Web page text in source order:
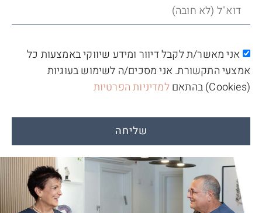
אני מאשר/ת לקבל דיוור ומידע שיווקי באמצעות כל
אמצעי התקשורת. אני מסכים/ה לשימוש בעוגיות
(Cookies) בהתאם
למדיניות הפרטיות
שליחה